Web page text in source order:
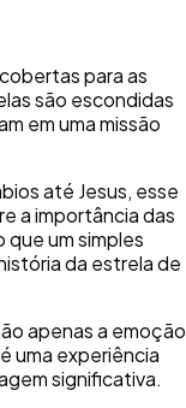
para as
são escondidas
em uma missão
até Jesus, esse
a importância das
um simples
da estrela de
apenas a emoção
uma experiência
significativa.